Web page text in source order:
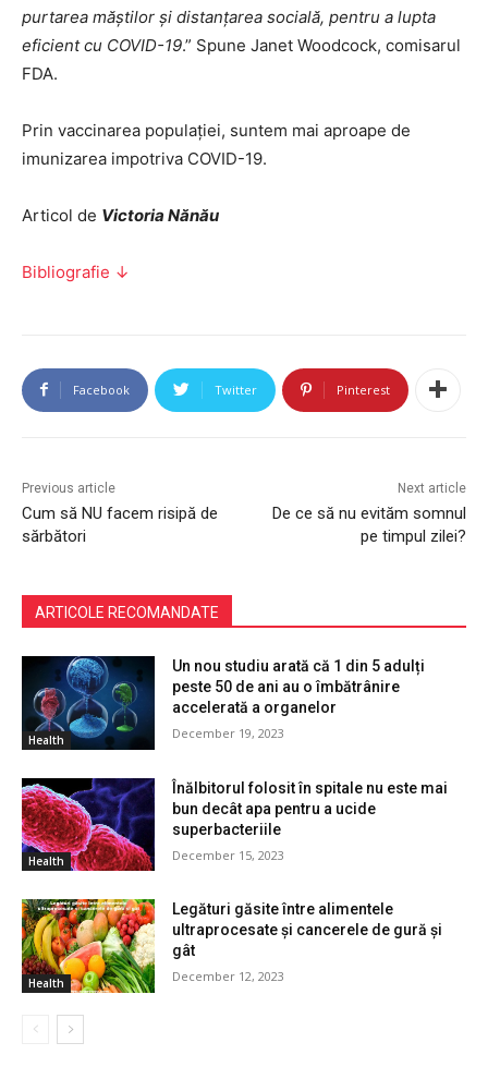
purtarea măștilor și distanțarea socială, pentru a lupta
eficient cu COVID-19.” Spune Janet Woodcock, comisarul
FDA.
Prin vaccinarea populației, suntem mai aproape de
imunizarea impotriva COVID-19.
Articol de Victoria Nănău
Bibliografie ↓
Facebook Twitter Pinterest
Previous article
Cum să NU facem risipă de
sărbători
Next article
De ce să nu evităm somnul
pe timpul zilei?
ARTICOLE RECOMANDATE
Health
Un nou studiu arată că 1 din 5 adulți
peste 50 de ani au o îmbătrânire
accelerată a organelor
December 19, 2023
Health
Înălbitorul folosit în spitale nu este mai
bun decât apa pentru a ucide
superbacteriile
December 15, 2023
Health
Legături găsite între alimentele
ultraprocesate și cancerele de gură și
gât
December 12, 2023